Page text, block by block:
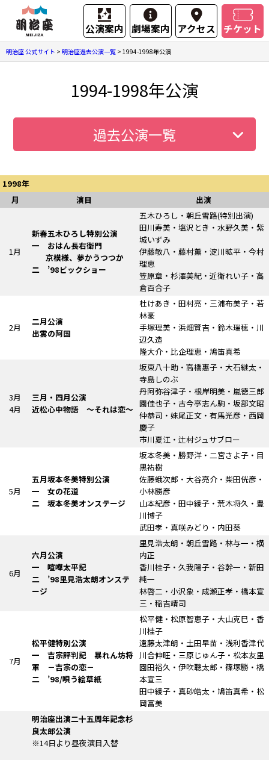
公演案内 劇場案内 アクセス チケット
明治座 公式サイト > 明治座過去公演一覧 > 1994-1998年公演
1994-1998年公演
過去公演一覧
1998年
月
演目 出演
1月
新春五木ひろし特別公演
一 おはん長右衛門
京模様、夢かうつつか
二 ’98ビックショー
五木ひろし・朝丘雪路(特別出演)
田川寿美・塩沢とき・水野久美・紫
城いずみ
伊藤敏八・藤村薫・淀川昿平・今村
理恵
笠原章・杉澤美紀・近衛れい子・高
倉百合子
2月
二月公演
出雲の阿国
杜けあき・田村亮・三浦布美子・若
林豪
手塚理美・浜畑賢吉・鈴木瑞穂・川
辺久造
隆大介・比企理恵・鳩笛真希
3月
4月
三月・四月公演
近松心中物語 ～それは恋～
坂東八十助・高橋惠子・大石継太・
寺島しのぶ
丹阿弥谷津子・根岸明美・嵐徳三郎
園佳也子・古今亭志ん駒・坂部文昭
仲恭司・妹尾正文・有馬光彦・西岡
慶子
市川夏江・辻村ジュサブロー
5月
五月坂本冬美特別公演
一 女の花道
二 坂本冬美オンステージ
坂本冬美・勝野洋・二宮さよ子・目
黒祐樹
佐藤蛾次郎・大谷亮介・柴田侊彦・
小林勝彦
山本紀彦・田中綾子・荒木将久・豊
川博子
武田孝・真咲みどり・内田葵
6月
六月公演
一 喧嘩太平記
二 ’98里見浩太朗オンステ
ージ
里見浩太朗・朝丘雪路・林与一・横
内正
香川桂子・久我陽子・谷幹一・新田
純一
林啓二・小沢象・成瀬正孝・橋本宣
三・稲吉靖司
7月
松平健特別公演
一 吉宗評判記 暴れん坊将
軍
－吉宗の恋－
二 ’98/唄う絵草紙
松平健・松原智恵子・大山克巳・香
川桂子
遠藤太津朗・土田早苗・浅利香津代
川合伸旺・三原じゅん子・松本友里
園田裕久・伊吹聰太郎・篠塚勝・橋
本宣三
田中綾子・真砂皓太・鳩笛真希・松
岡富美
明治座出演二十五周年記念杉
良太郎公演
※14日より昼夜演目入替